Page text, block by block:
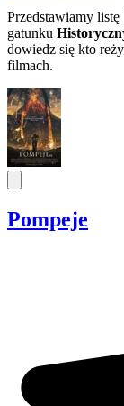
Przedstawiamy
gatunku
dowiedz się kto
filmach.
Pompeje